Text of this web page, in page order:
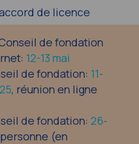
de licence
de fondation
12-13 mai
de fondation: 11-
, réunion en ligne
de fondation: 26-
(en